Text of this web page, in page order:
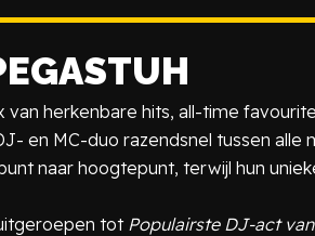
van herkenbare hits, all-time
en MC-duo razendsnel tussen alle
naar hoogtepunt, terwijl hun
tot Populairste DJ-act